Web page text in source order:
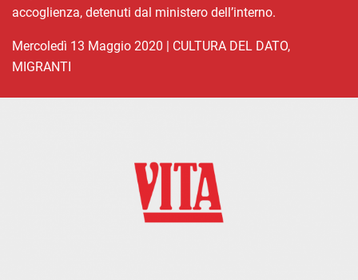
accoglienza, detenuti dal ministero dell’interno.
mercoledì 13 Maggio 2020 | CULTURA DEL DATO,
MIGRANTI